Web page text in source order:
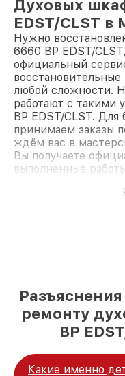
Духовых
EDST/CLST в
Нужно
6660 BP EDST/
официальный
любой сложности.
работают с такими
BP EDST/CLST.
принимаем заказы
ждём вас в
Вы получаете
выполненные
ремонту
BP
Какие именно